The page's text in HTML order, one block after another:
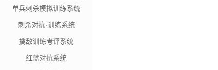
单兵刺杀模拟训练系统
刺杀对抗·训练系统
擒敌训练考评系统
红蓝对抗系统